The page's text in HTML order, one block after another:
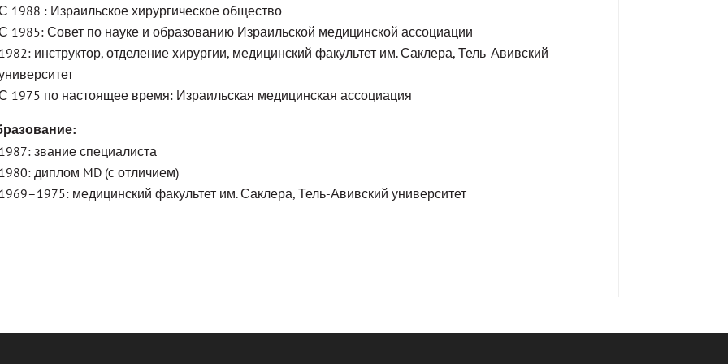
1988 : Израильское хирургическое общество
1985: Совет по науке и образованию Израильской медицинской ассоциации
инструктор, отделение хирургии, медицинский факультет им. Саклера, Тель-Авивский
1975 по настоящее время: Израильская медицинская ассоциация
звание специалиста
диплом MD (с отличием)
медицинский факультет им. Саклера, Тель-Авивский университет